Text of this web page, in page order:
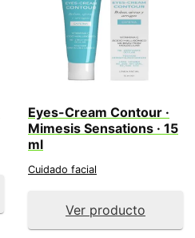
Eyes-Cream Contour ·
Mimesis Sensations · 15
ml
Cuidado facial
Ver producto